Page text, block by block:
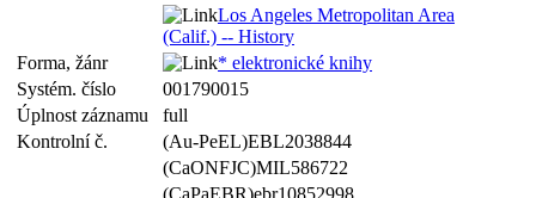
Los Angeles Metropolitan Area
(Calif.) -- History
Forma, žánr
* elektronické knihy
Systém. číslo
001790015
Úplnost záznamu
full
Kontrolní č.
(Au-PeEL)EBL2038844
(CaONFJC)MIL586722
(CaPaEBR)ebr10852998